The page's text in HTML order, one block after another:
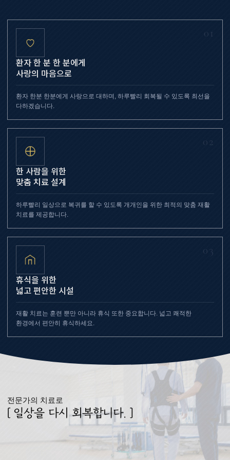
01
환자 한 분 한 분에게
사랑의 마음으로
환자 한분 한분에게 사랑으로 대하며, 하루빨리 회복될 수 있도록 최선을
다하겠습니다.
02
한 사람을 위한
맞춤 치료 설계
하루빨리 일상으로 복귀를 할 수 있도록 개개인을 위한 최적의 맞춤 재활
치료를 제공합니다.
03
휴식을 위한
넓고 편안한 시설
재활 치료는 훈련 뿐만 아니라 휴식 또한 중요합니다. 넓고 쾌적한
환경에서 편안히 휴식하세요.
전문가의 치료로
[ 일상을 다시 회복합니다. ]